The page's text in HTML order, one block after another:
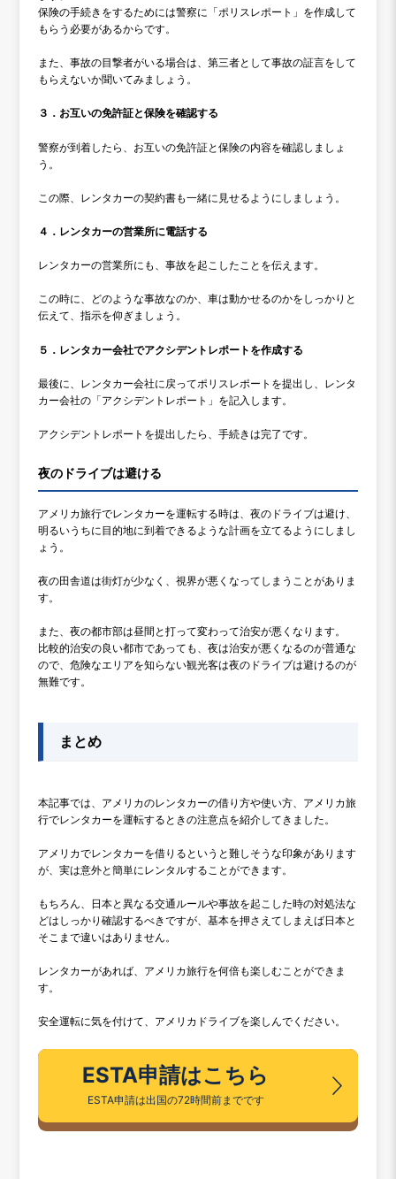
保険の手続きをするためには警察に「ポリスレポート」を作成して
もらう必要があるからです。
また、事故の目撃者がいる場合は、第三者として事故の証言をして
もらえないか聞いてみましょう。
３．お互いの免許証と保険を確認する
警察が到着したら、お互いの免許証と保険の内容を確認しましょ
う。
この際、レンタカーの契約書も一緒に見せるようにしましょう。
４．レンタカーの営業所に電話する
レンタカーの営業所にも、事故を起こしたことを伝えます。
この時に、どのような事故なのか、車は動かせるのかをしっかりと
伝えて、指示を仰ぎましょう。
５．レンタカー会社でアクシデントレポートを作成する
最後に、レンタカー会社に戻ってポリスレポートを提出し、レンタ
カー会社の「アクシデントレポート」を記入します。
アクシデントレポートを提出したら、手続きは完了です。
夜のドライブは避ける
アメリカ旅行でレンタカーを運転する時は、夜のドライブは避け、
明るいうちに目的地に到着できるような計画を立てるようにしまし
ょう。
夜の田舎道は街灯が少なく、視界が悪くなってしまうことがありま
す。
また、夜の都市部は昼間と打って変わって治安が悪くなります。
比較的治安の良い都市であっても、夜は治安が悪くなるのが普通な
ので、危険なエリアを知らない観光客は夜のドライブは避けるのが
無難です。
まとめ
本記事では、アメリカのレンタカーの借り方や使い方、アメリカ旅
行でレンタカーを運転するときの注意点を紹介してきました。
アメリカでレンタカーを借りるというと難しそうな印象があります
が、実は意外と簡単にレンタルすることができます。
もちろん、日本と異なる交通ルールや事故を起こした時の対処法な
どはしっかり確認するべきですが、基本を押さえてしまえば日本と
そこまで違いはありません。
レンタカーがあれば、アメリカ旅行を何倍も楽しむことができま
す。
安全運転に気を付けて、アメリカドライブを楽しんでください。
ESTA申請はこちら
ESTA申請は出国の72時間前までです